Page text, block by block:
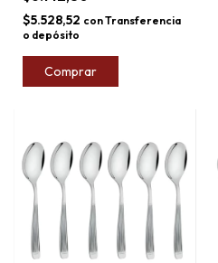
$5.528,52 conTransferencia
o depósito
Comprar